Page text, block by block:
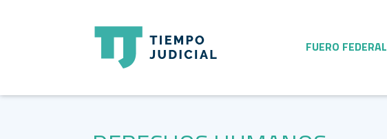
FUERO FEDERAL